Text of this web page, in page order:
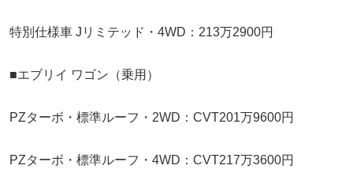
特別仕様車 Jリミテッド・4WD：213万2900円
■エブリイ ワゴン（乗用）
PZターボ・標準ルーフ・2WD：CVT201万9600円
PZターボ・標準ルーフ・4WD：CVT217万3600円